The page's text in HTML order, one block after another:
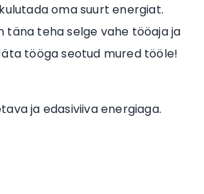
oma suurt energiat.
täna teha selge vahe tööaja ja
tööga seotud mured tööle!
ja edasiviiva energiaga.